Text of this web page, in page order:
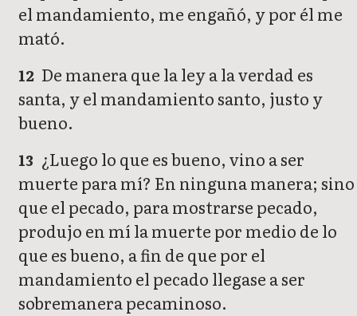
el mandamiento, me engañó, y por él me
mató.
12 De manera que la ley a la verdad es
santa, y el mandamiento santo, justo y
bueno.
13 ¿Luego lo que es bueno, vino a ser
muerte para mí? En ninguna manera; sino
que el pecado, para mostrarse pecado,
produjo en mí la muerte por medio de lo
que es bueno, a fin de que por el
mandamiento el pecado llegase a ser
sobremanera pecaminoso.